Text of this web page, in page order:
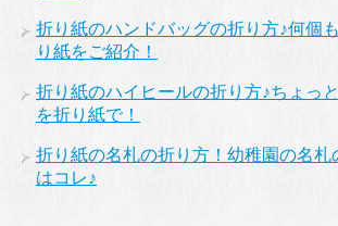
折り紙のハンドバッグの折り方♪何個
り紙をご紹介！
折り紙のハイヒールの折り方♪ちょっ
を折り紙で！
折り紙の名札の折り方！幼稚園の名札
はコレ♪